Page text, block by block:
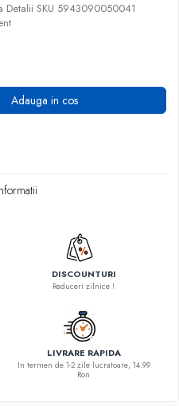
Detalii SKU 5943090050041
Adauga in cos
DISCOUNTURI
Reduceri zilnice !
LIVRARE RAPIDA
In termen de 1-2 zile lucratoare, 14.99
Ron